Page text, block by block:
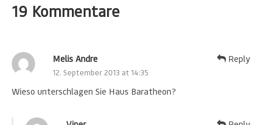
19 Kommentare
Melis Andre
12. September 2013 at 14:35
Wieso unterschlagen Sie Haus Baratheon?
Reply